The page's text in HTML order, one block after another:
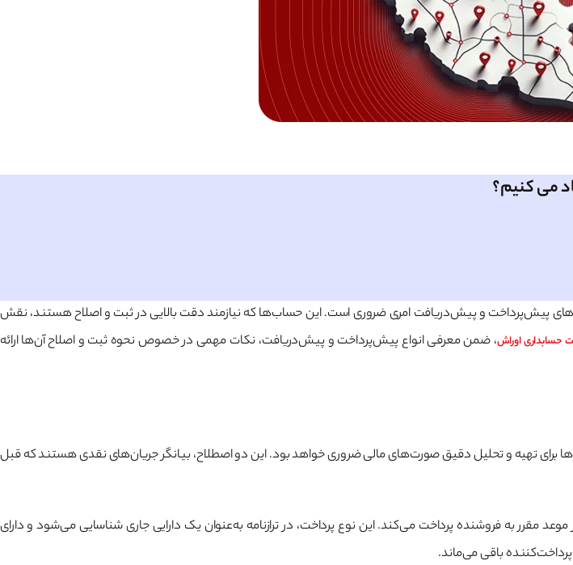
می کنیم؟
پیش‌پرداخت و پیش‌دریافت امری ضروری است. این حساب‌ها که نیازمند دقت بالایی در ثبت و اصلاح هستند، نقش
حسابداری اوراش، ضمن معرفی انواع پیش‌پرداخت و پیش‌دریافت، نکات مهمی در خصوص نحوه ثبت و اصلاح آن‌ها ارائه
برای تهیه و تحلیل دقیق صورت‌های مالی ضروری خواهد بود. این دو اصطلاح، بیانگر جریان‌های نقدی هستند که قبل
مقرر به فروشنده پرداخت می‌کند. این نوع پرداخت، در ترازنامه به‌عنوان یک دارایی جاری شناسایی می‌شود و دارای
باقی می‌ماند.